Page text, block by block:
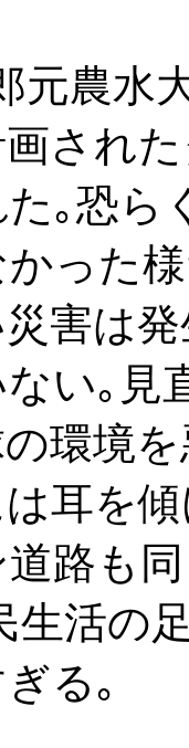
元農水
され
｡恐ら
った
害は
い｡見
環境
耳を
路も
生活の
る｡